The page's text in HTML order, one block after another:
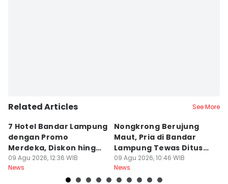
Related Articles See More
7 Hotel Bandar Lampung
dengan Promo
Merdeka, Diskon hingga
50 Persen
09 Agu 2026, 12:36 WIB
News
Nongkrong Berujung
Maut, Pria di Bandar
Lampung Tewas Ditusuk
Teman
09 Agu 2026, 10:46 WIB
News